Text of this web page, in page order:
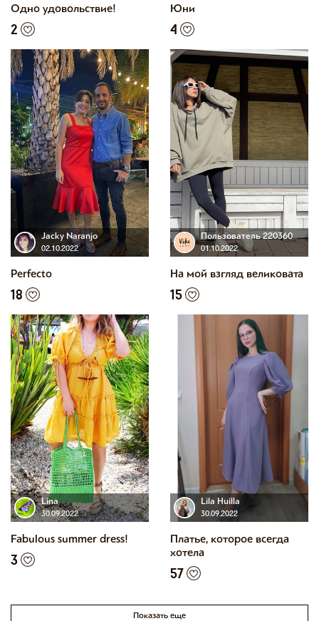
Одно удовольствие!
2
Юни
4
Jacky Naranjo
02.10.2022
Perfecto
18
Пользователь 220360
01.10.2022
На мой взгляд великовата
15
Lina
30.09.2022
Fabulous summer dress!
3
Lila Huilla
30.09.2022
Платье, которое всегда
хотела
57
Показать еще